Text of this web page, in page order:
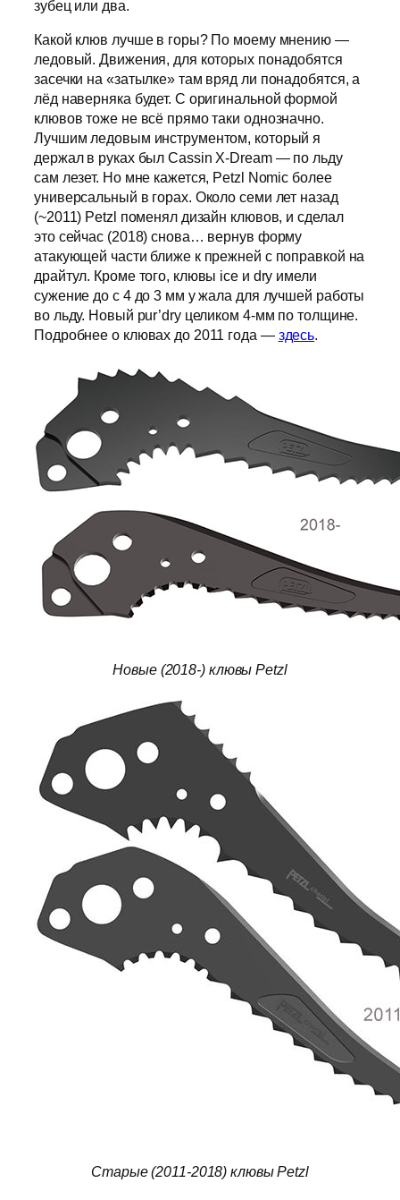
зубец или два.
Какой клюв лучше в горы? По моему мнению —
ледовый. Движения, для которых понадобятся
засечки на «затылке» там вряд ли понадобятся, а
лёд наверняка будет. С оригинальной формой
клювов тоже не всё прямо таки однозначно.
Лучшим ледовым инструментом, который я
держал в руках был Cassin X-Dream — по льду
сам лезет. Но мне кажется, Petzl Nomic более
универсальный в горах. Около семи лет назад
(~2011) Petzl поменял дизайн клювов, и сделал
это сейчас (2018) снова… вернув форму
атакующей части ближе к прежней с поправкой на
драйтул. Кроме того, клювы ice и dry имели
сужение до с 4 до 3 мм у жала для лучшей работы
во льду. Новый pur’dry целиком 4-мм по толщине.
Подробнее о клювах до 2011 года — здесь.
Новые (2018-) клювы Petzl
Старые (2011-2018) клювы Petzl